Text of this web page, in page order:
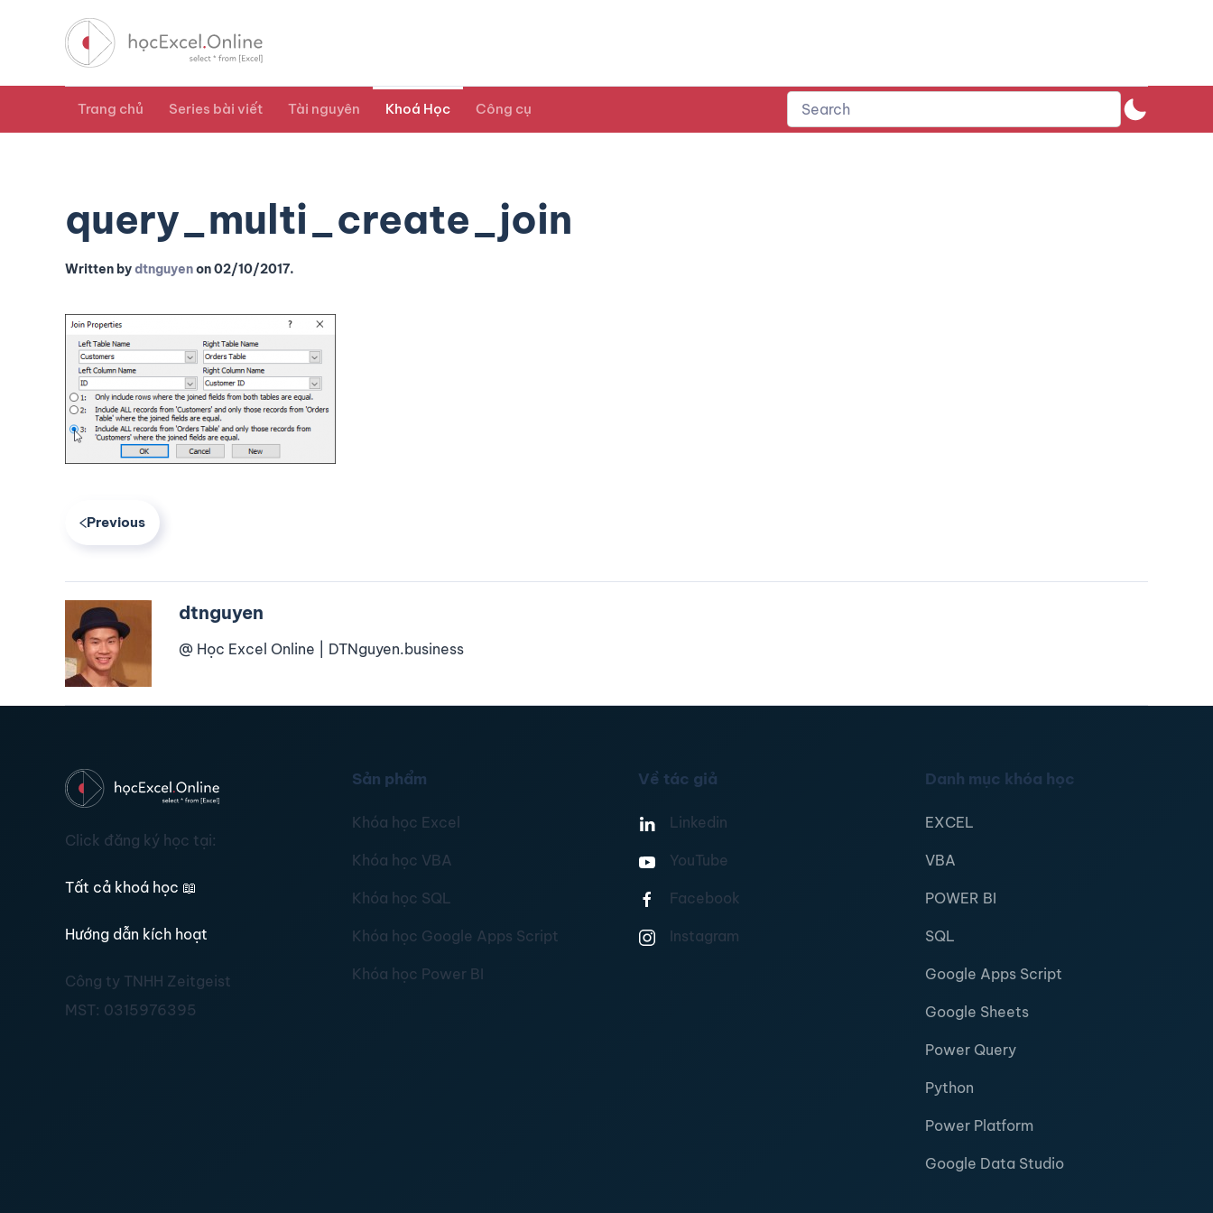
Trang chủ Series bài viết Tài nguyên Khoá Học Công cụ
query_multi_create_join
Written bydtnguyenon02/10/2017.
Previous
dtnguyen
@ Học Excel Online | DTNguyen.business
Click đăng ký học tại:
Tất cả khoá học 📖
Hướng dẫn kích hoạt
Công ty TNHH Zeitgeist
MST: 0315976395
Sản phẩm
Khóa học Excel
Khóa học VBA
Khóa học SQL
Khóa học Google Apps Script
Khóa học Power BI
Về tác giả
Linkedin
YouTube
Facebook
Instagram
Danh mục khóa học
EXCEL
VBA
POWER BI
SQL
Google Apps Script
Google Sheets
Power Query
Python
Power Platform
Google Data Studio